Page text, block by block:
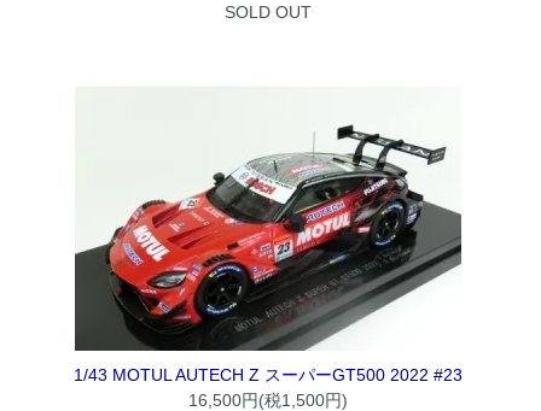
SOLD OUT
1/43 MOTUL AUTECH Z スーパーGT500 2022 #23
16,500円(税1,500円)